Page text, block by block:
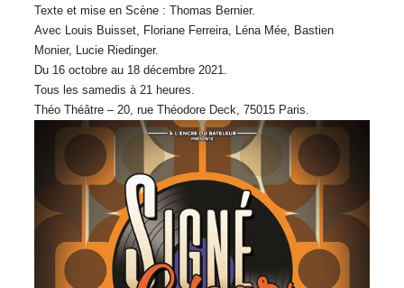
Texte et mise en Scène : Thomas Bernier.
Avec Louis Buisset, Floriane Ferreira, Léna Mée, Bastien
Monier, Lucie Riedinger.
Du 16 octobre au 18 décembre 2021.
Tous les samedis à 21 heures.
Théo Théâtre – 20, rue Théodore Deck, 75015 Paris.